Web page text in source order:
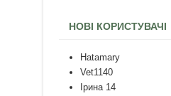
НОВІ КОРИСТУВАЧІ
Hatamary
Vet1140
Ірина 14